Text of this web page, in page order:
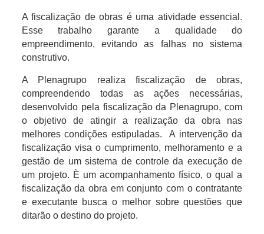
A fiscalização de obras é uma atividade essencial.
Esse trabalho garante a qualidade do
empreendimento, evitando as falhas no sistema
construtivo.
A Plenagrupo realiza fiscalização de obras,
compreendendo todas as ações necessárias,
desenvolvido pela fiscalização da Plenagrupo, com
o objetivo de atingir a realização da obra nas
melhores condições estipuladas. A intervenção da
fiscalização visa o cumprimento, melhoramento e a
gestão de um sistema de controle da execução de
um projeto. È um acompanhamento físico, o qual a
fiscalização da obra em conjunto com o contratante
e executante busca o melhor sobre questões que
ditarão o destino do projeto.